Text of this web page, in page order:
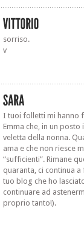
sorriso.
v
I tuoi folletti mi hanno
Emma che, in un
veletta della nonna.
ama e che non riesce
“sufficienti”. Rimane
quaranta, ci continua
tuo blog che ho
continuare ad
proprio tanto!).